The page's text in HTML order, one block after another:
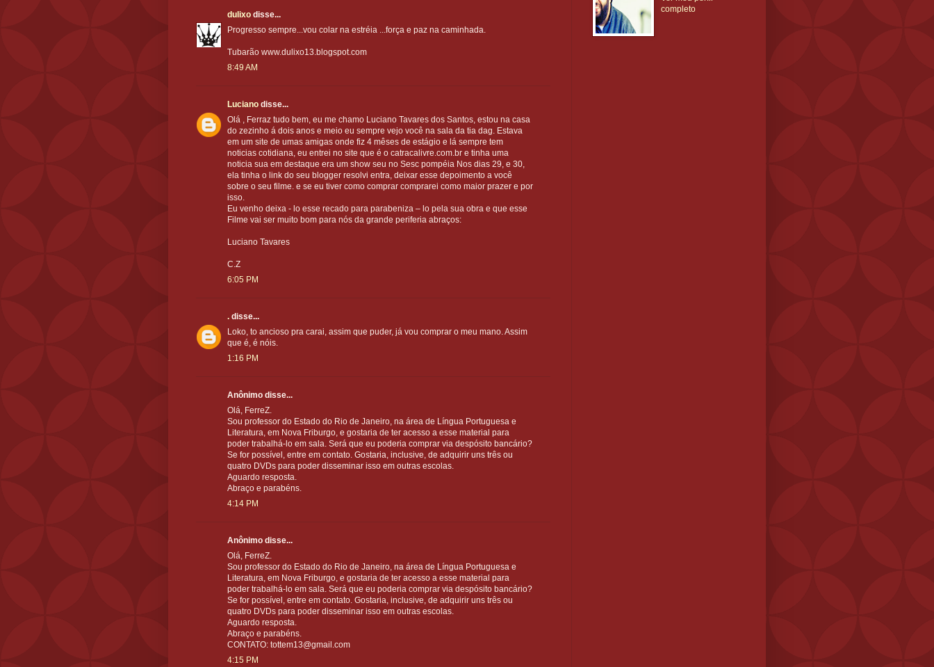
dulixo disse...
Progresso sempre...vou colar na estréia ...força e paz na caminhada.
Tubarão www.dulixo13.blogspot.com
8:49 AM
Luciano disse...
Olá , Ferraz tudo bem, eu me chamo Luciano Tavares dos Santos, estou na casa
do zezinho á dois anos e meio eu sempre vejo você na sala da tia dag. Estava
em um site de umas amigas onde fiz 4 mêses de estágio e lá sempre tem
noticias cotidiana, eu entrei no site que é o catracalivre.com.br e tinha uma
noticia sua em destaque era um show seu no Sesc pompéia Nos dias 29, e 30,
ela tinha o link do seu blogger resolvi entra, deixar esse depoimento a você
sobre o seu filme. e se eu tiver como comprar comprarei como maior prazer e por
isso.
Eu venho deixa - lo esse recado para parabeniza – lo pela sua obra e que esse
Filme vai ser muito bom para nós da grande periferia abraços:
Luciano Tavares
C.Z
6:05 PM
. disse...
Loko, to ancioso pra carai, assim que puder, já vou comprar o meu mano. Assim
que é, é nóis.
1:16 PM
Anônimo disse...
Olá, FerreZ.
Sou professor do Estado do Rio de Janeiro, na área de Língua Portuguesa e
Literatura, em Nova Friburgo, e gostaria de ter acesso a esse material para
poder trabalhá-lo em sala. Será que eu poderia comprar via despósito bancário?
Se for possível, entre em contato. Gostaria, inclusive, de adquirir uns três ou
quatro DVDs para poder disseminar isso em outras escolas.
Aguardo resposta.
Abraço e parabéns.
4:14 PM
Anônimo disse...
Olá, FerreZ.
Sou professor do Estado do Rio de Janeiro, na área de Língua Portuguesa e
Literatura, em Nova Friburgo, e gostaria de ter acesso a esse material para
poder trabalhá-lo em sala. Será que eu poderia comprar via despósito bancário?
Se for possível, entre em contato. Gostaria, inclusive, de adquirir uns três ou
quatro DVDs para poder disseminar isso em outras escolas.
Aguardo resposta.
Abraço e parabéns.
CONTATO: tottem13@gmail.com
4:15 PM
completo